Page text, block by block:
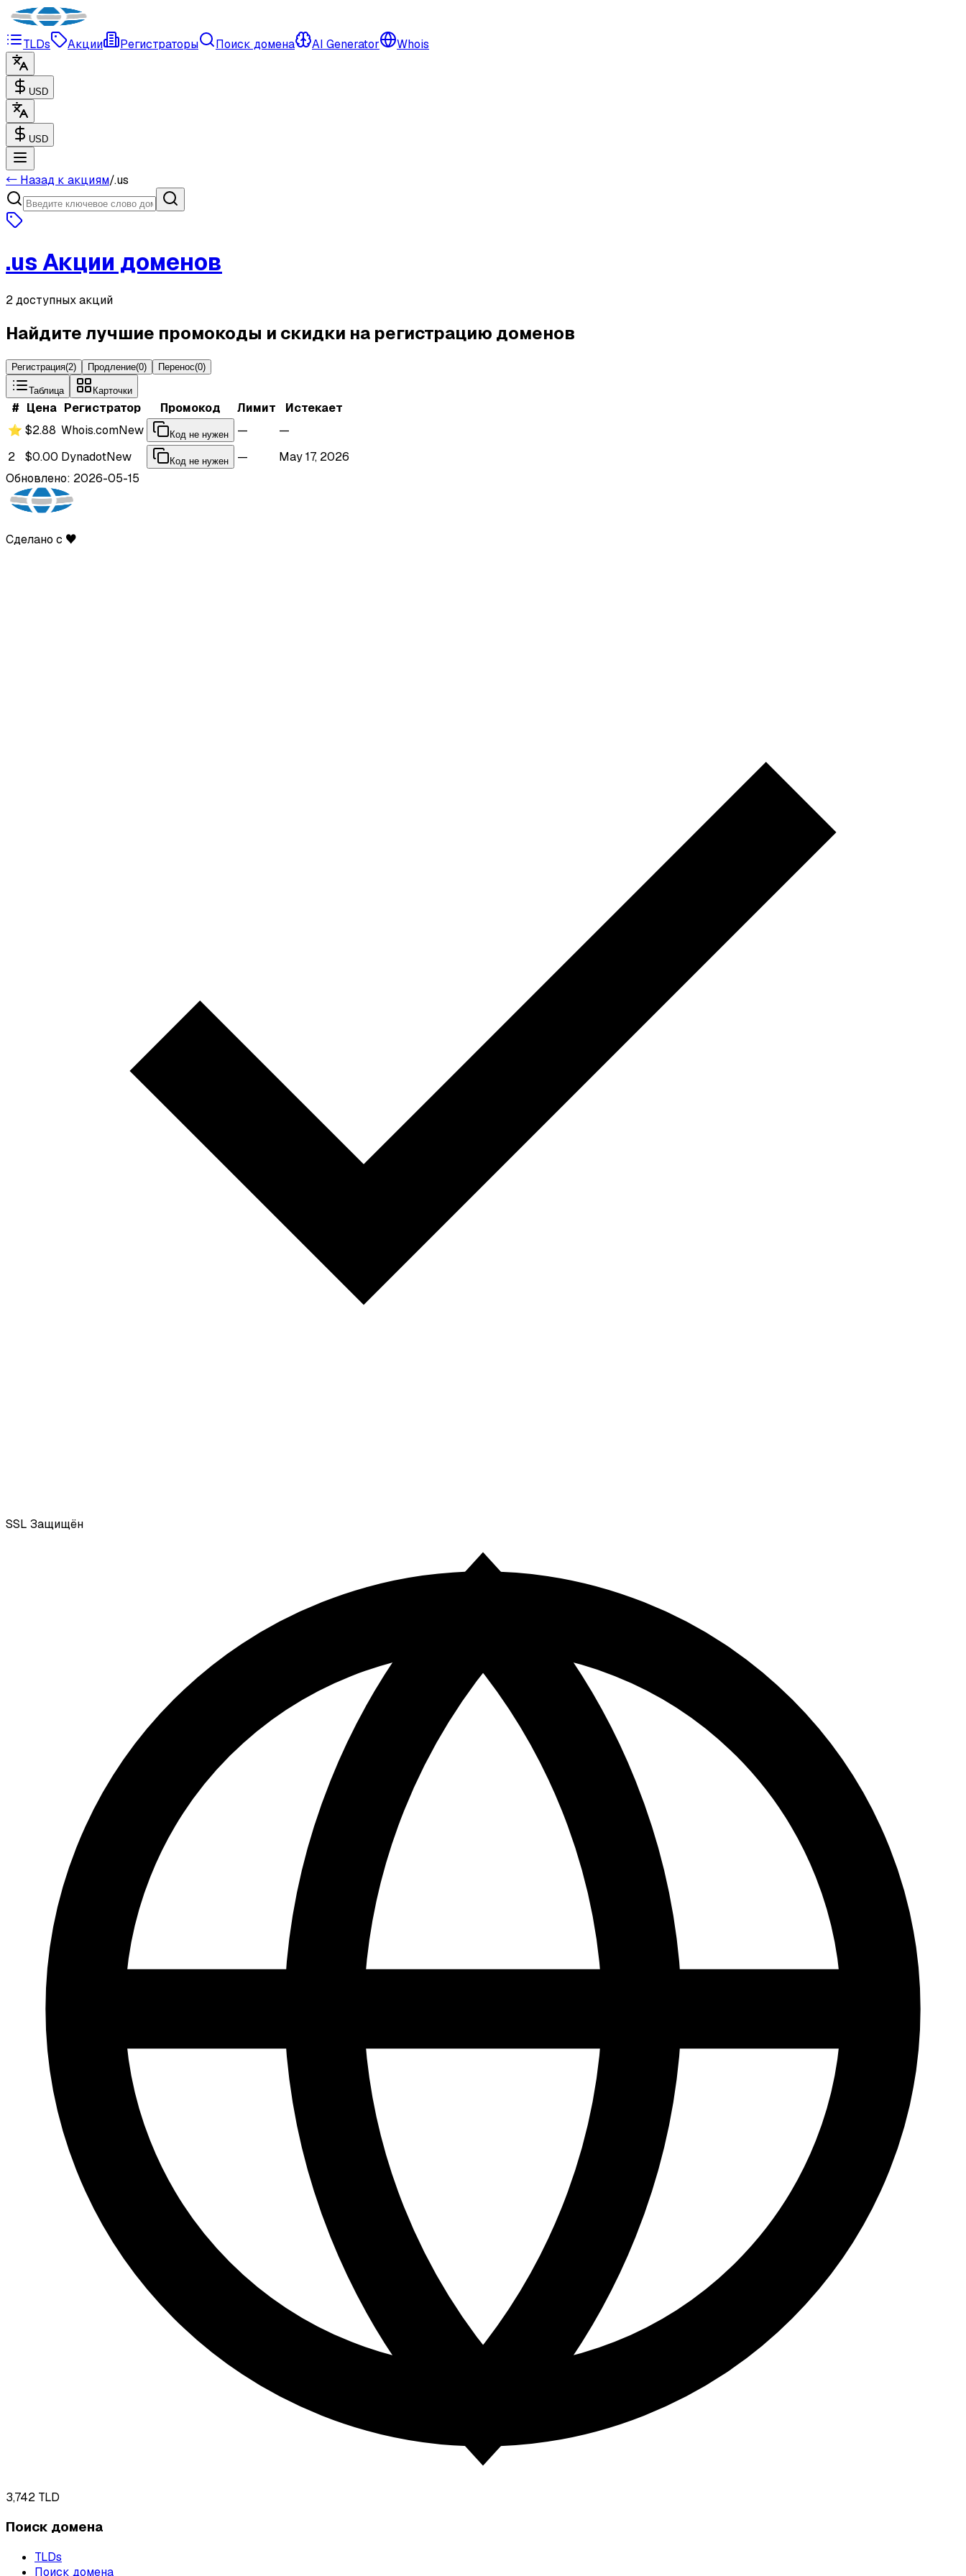
TLDs Акции Регистраторы Поиск домена AI Generator Whois
USD
USD
← Назад к акциям/.us
.usАкции доменов
2 доступных акций
Найдите лучшие промокоды и скидки на регистрацию доменов
Регистрация(2) Продление(0) Перенос(0)
Таблица Карточки
# Цена Регистратор Промокод Лимит
Истекает
⭐ $2.88 Whois.comNew Код не нужен —
—
2
$0.00 DynadotNew Код не нужен —
May 17, 2026
Обновлено: 2026-05-15
Сделано с ♥
SSL Защищён
3,742 TLD
Поиск домена
TLDs
Поиск домена